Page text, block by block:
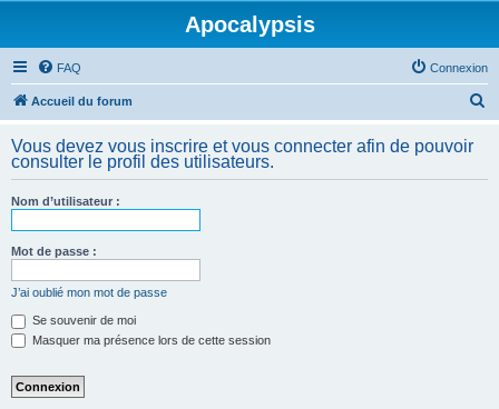
Apocalypsis
FAQ Connexion
Accueil du forum
h
Vous devez vous inscrire et vous connecter afin de pouvoir
consulter le profil des utilisateurs.
Nom d’utilisateur :
Mot de passe :
J’ai oublié mon mot de passe
Se souvenir de moi
Masquer ma présence lors de cette session